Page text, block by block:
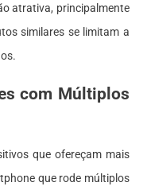
atrativa, principalmente
similares se limitam a
com Múltiplos
que ofereçam mais
que rode múltiplos